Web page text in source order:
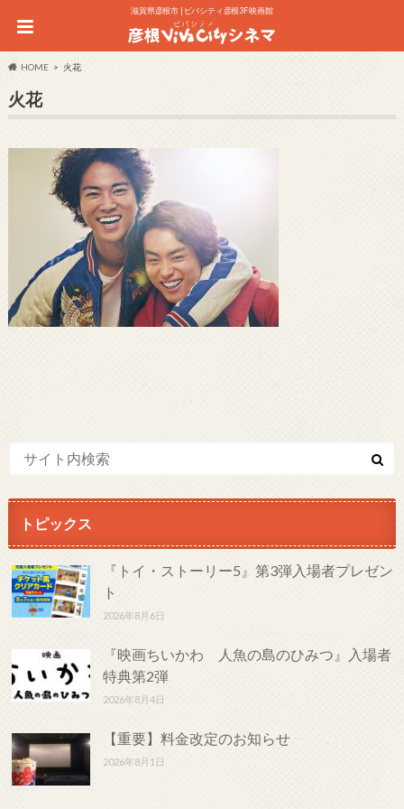
滋賀県彦根市 | ビバシティ彦根3F 映画館
HOME 火花
火花
トピックス
『トイ・ストーリー5』第3弾入場者プレゼン
ト
2026年8月6日
『映画ちいかわ 人魚の島のひみつ』入場者
特典第2弾
2026年8月4日
【重要】料金改定のお知らせ
2026年8月1日